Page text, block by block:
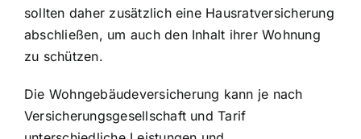
sollten daher zusätzlich eine Hausratversicherung
abschließen, um auch den Inhalt ihrer Wohnung
zu schützen.
Die Wohngebäudeversicherung kann je nach
Versicherungsgesellschaft und Tarif